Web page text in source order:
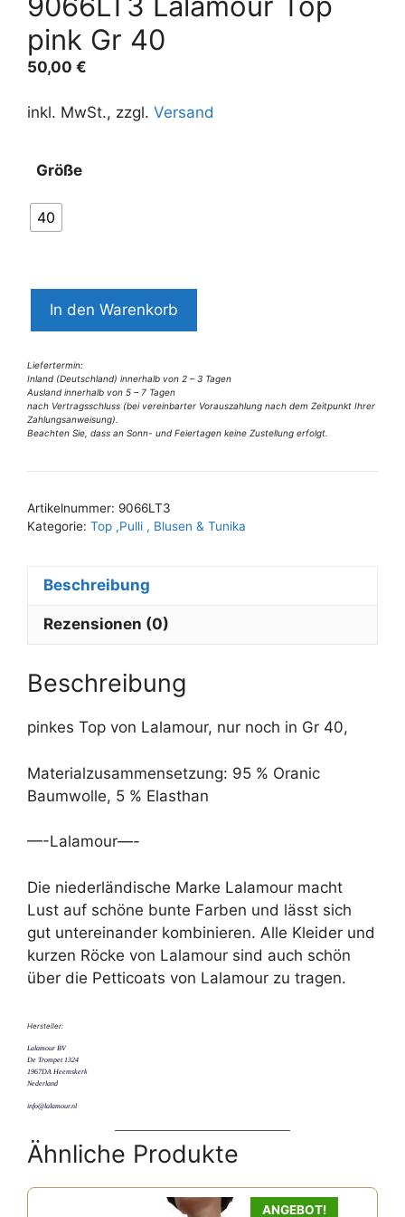
pink Gr 40
50,00 €
inkl. MwSt., zzgl. Versand
Größe
40
Lalamour
pink
Gr
40
Menge
In den Warenkorb
Liefertermin:
Inland (Deutschland) innerhalb von 2 – 3 Tagen
Ausland innerhalb von 5 – 7 Tagen
nach Vertragsschluss (bei vereinbarter Vorauszahlung nach dem Zeitpunkt Ihrer
Zahlungsanweisung).
Beachten Sie, dass an Sonn- und Feiertagen keine Zustellung erfolgt.
l
e
t
e
Artikelnummer: 9066LT3
Kategorie: Top ,Pulli , Blusen & Tunika
Beschreibung
Rezensionen (0)
Beschreibung
pinkes Top von Lalamour, nur noch in Gr 40,
Materialzusammensetzung: 95 % Oranic
Baumwolle, 5 % Elasthan
—-Lalamour—-
Die niederländische Marke Lalamour macht
Lust auf schöne bunte Farben und lässt sich
gut untereinander kombinieren. Alle Kleider und
kurzen Röcke von Lalamour sind auch schön
über die Petticoats von Lalamour zu tragen.
Hersteller:
Lalamour BV
De Trompet 1324
1967DA Heemskerk
Nederland
info@lalamour.nl
Ähnliche Produkte
ANGEBOT!